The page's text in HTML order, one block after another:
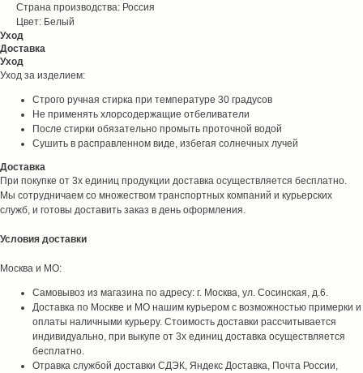
Страна производства: Россия
Цвет: Белый
Уход
Доставка
Уход
Уход за изделием:
Строго ручная стирка при температуре 30 градусов
Не применять хлорсодержащие отбеливатели
После стирки обязательно промыть проточной водой
Сушить в расправленном виде, избегая солнечных лучей
Доставка
При покупке от 3х единиц продукции доставка осуществляется бесплатно.
Мы сотрудничаем со множеством транспортных компаний и курьерских
служб, и готовы доставить заказ в день оформления.
Условия доставки
Москва и МО:
Самовывоз из магазина по адресу: г. Москва, ул. Сосинская, д.6.
Доставка по Москве и МО нашим курьером с возможностью примерки и
оплаты наличными курьеру. Стоимость доставки рассчитывается
индивидуально, при выкупе от 3х единиц доставка осуществляется
бесплатно.
Отравка службой доставки СДЭК, Яндекс Доставка, Почта России,